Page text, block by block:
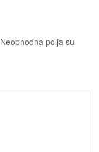
Neophodna polja su